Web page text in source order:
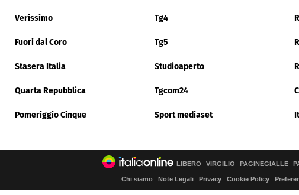
Verissimo Tg4
Fuori dal Coro Tg5
Stasera Italia Studioaperto
Quarta Repubblica Tgcom24
Pomeriggio Cinque Sport mediaset
LIBERO VIRGILIO PAGINEGIALLE
Chi siamo Note Legali Privacy Cookie Policy